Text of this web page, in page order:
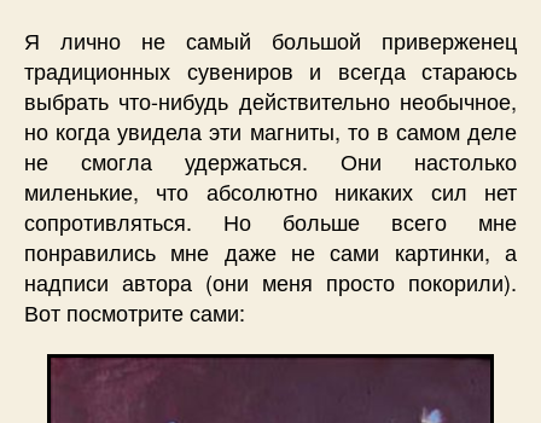
Я лично не самый большой приверженец
традиционных сувениров и всегда стараюсь
выбрать что-нибудь действительно необычное,
но когда увидела эти магниты, то в самом деле
не смогла удержаться. Они настолько
миленькие, что абсолютно никаких сил нет
сопротивляться. Но больше всего мне
понравились мне даже не сами картинки, а
надписи автора (они меня просто покорили).
Вот посмотрите сами: